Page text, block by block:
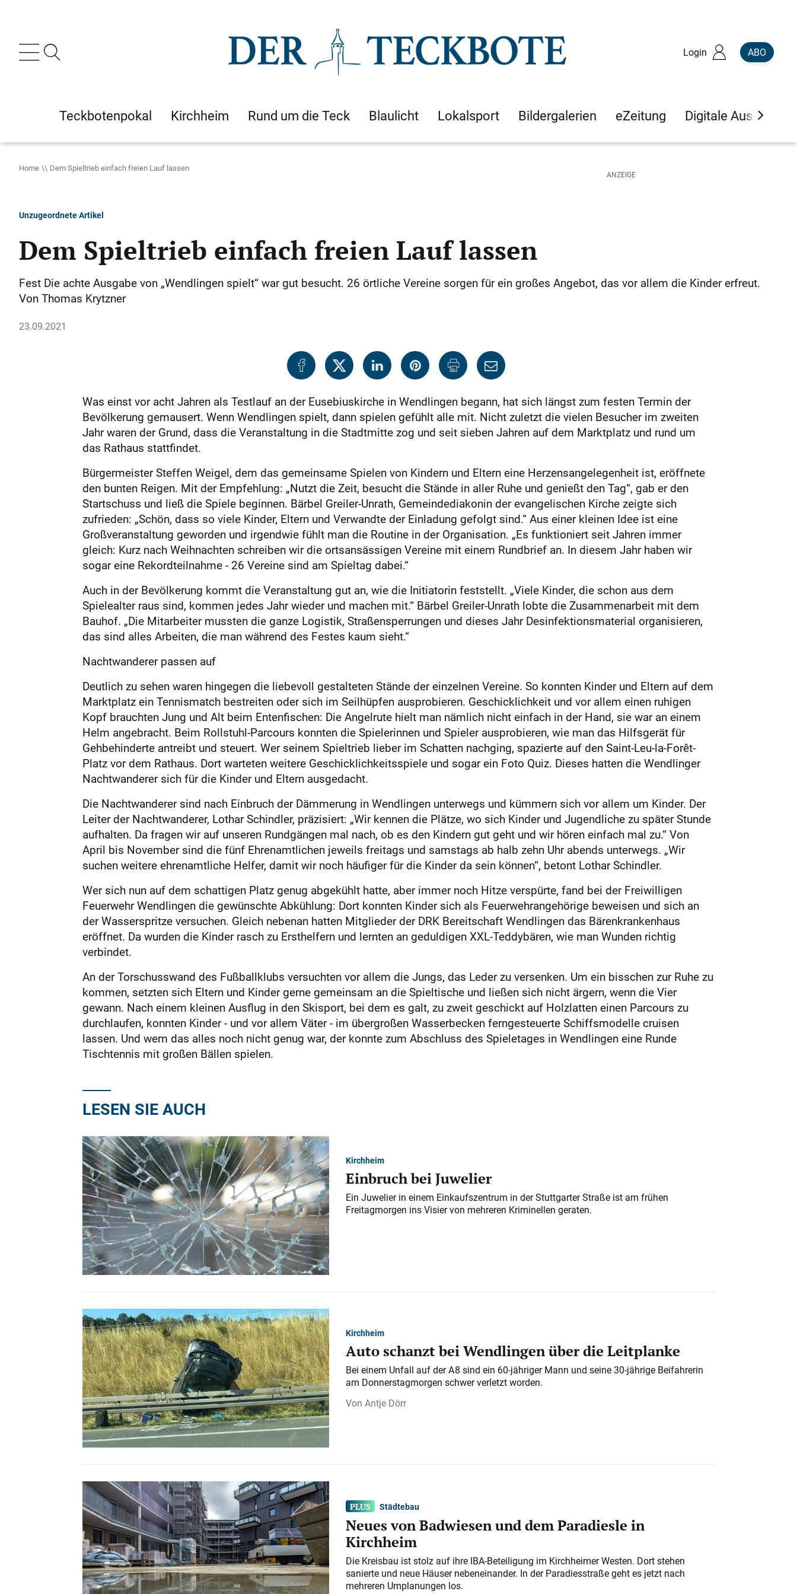
Login ABO
Teckbotenpokal Kirchheim Rund um die Teck Blaulicht Lokalsport Bildergalerien eZeitung Digitale Ausgaben
Home Dem Spieltrieb einfach freien Lauf lassen
Unzugeordnete Artikel
Dem Spieltrieb einfach freien Lauf lassen
Fest Die achte Ausgabe von „Wendlingen spielt“ war gut besucht. 26 örtliche Vereine sorgen für ein großes Angebot, das vor allem die Kinder erfreut.
Von Thomas Krytzner
23.09.2021
Was einst vor acht Jahren als Testlauf an der Eusebiuskirche in Wendlingen begann, hat sich längst zum festen Termin der
Bevölkerung gemausert. Wenn Wendlingen spielt, dann spielen gefühlt alle mit. Nicht zuletzt die vielen Besucher im zweiten
Jahr waren der Grund, dass die Veranstaltung in die Stadtmitte zog und seit sieben Jahren auf dem Marktplatz und rund um
das Rathaus stattfindet.
Bürgermeister Steffen Weigel, dem das gemeinsame Spielen von Kindern und Eltern eine Herzensangelegenheit ist, eröffnete
den bunten Reigen. Mit der Empfehlung: „Nutzt die Zeit, besucht die Stände in aller Ruhe und genießt den Tag“, gab er den
Startschuss und ließ die Spiele beginnen. Bärbel Greiler-Unrath, Gemeindediakonin der evangelischen Kirche zeigte sich
zufrieden: „Schön, dass so viele Kinder, Eltern und Verwandte der Einladung gefolgt sind.“ Aus einer kleinen Idee ist eine
Großveranstaltung geworden und irgendwie fühlt man die Routine in der Organisation. „Es funktioniert seit Jahren immer
gleich: Kurz nach Weihnachten schreiben wir die ortsansässigen Vereine mit einem Rundbrief an. In diesem Jahr haben wir
sogar eine Rekordteilnahme - 26 Vereine sind am Spieltag dabei.“
Auch in der Bevölkerung kommt die Veranstaltung gut an, wie die Initiatorin feststellt. „Viele Kinder, die schon aus dem
Spielealter raus sind, kommen jedes Jahr wieder und machen mit.“ Bärbel Greiler-Unrath lobte die Zusammenarbeit mit dem
Bauhof. „Die Mitarbeiter mussten die ganze Logistik, Straßensperrungen und dieses Jahr Desinfektionsmaterial organisieren,
das sind alles Arbeiten, die man während des Festes kaum sieht.“
Nachtwanderer passen auf
Deutlich zu sehen waren hingegen die liebevoll gestalteten Stände der einzelnen Vereine. So konnten Kinder und Eltern auf dem
Marktplatz ein Tennismatch bestreiten oder sich im Seilhüpfen ausprobieren. Geschicklichkeit und vor allem einen ruhigen
Kopf brauchten Jung und Alt beim Entenfischen: Die Angelrute hielt man nämlich nicht einfach in der Hand, sie war an einem
Helm angebracht. Beim Rollstuhl-Parcours konnten die Spielerinnen und Spieler ausprobieren, wie man das Hilfsgerät für
Gehbehinderte antreibt und steuert. Wer seinem Spieltrieb lieber im Schatten nachging, spazierte auf den Saint-Leu-la-Forêt-
Platz vor dem Rathaus. Dort warteten weitere Geschicklichkeitsspiele und sogar ein Foto Quiz. Dieses hatten die Wendlinger
Nachtwanderer sich für die Kinder und Eltern ausgedacht.
Die Nachtwanderer sind nach Einbruch der Dämmerung in Wendlingen unterwegs und kümmern sich vor allem um Kinder. Der
Leiter der Nachtwanderer, Lothar Schindler, präzisiert: „Wir kennen die Plätze, wo sich Kinder und Jugendliche zu später Stunde
aufhalten. Da fragen wir auf unseren Rundgängen mal nach, ob es den Kindern gut geht und wir hören einfach mal zu.“ Von
April bis November sind die fünf Ehrenamtlichen jeweils freitags und samstags ab halb zehn Uhr abends unterwegs. „Wir
suchen weitere ehrenamtliche Helfer, damit wir noch häufiger für die Kinder da sein können“, betont Lothar Schindler.
Wer sich nun auf dem schattigen Platz genug abgekühlt hatte, aber immer noch Hitze verspürte, fand bei der Freiwilligen
Feuerwehr Wendlingen die gewünschte Abkühlung: Dort konnten Kinder sich als Feuerwehrangehörige beweisen und sich an
der Wasserspritze versuchen. Gleich nebenan hatten Mitglieder der DRK Bereitschaft Wendlingen das Bärenkrankenhaus
eröffnet. Da wurden die Kinder rasch zu Ersthelfern und lernten an geduldigen XXL-Teddybären, wie man Wunden richtig
verbindet.
An der Torschusswand des Fußballklubs versuchten vor allem die Jungs, das Leder zu versenken. Um ein bisschen zur Ruhe zu
kommen, setzten sich Eltern und Kinder gerne gemeinsam an die Spieltische und ließen sich nicht ärgern, wenn die Vier
gewann. Nach einem kleinen Ausflug in den Skisport, bei dem es galt, zu zweit geschickt auf Holzlatten einen Parcours zu
durchlaufen, konnten Kinder - und vor allem Väter - im übergroßen Wasserbecken ferngesteuerte Schiffsmodelle cruisen
lassen. Und wem das alles noch nicht genug war, der konnte zum Abschluss des Spieletages in Wendlingen eine Runde
Tischtennis mit großen Bällen spielen.
LESEN SIE AUCH
Kirchheim
Einbruch bei Juwelier
Ein Juwelier in einem Einkaufszentrum in der Stuttgarter Straße ist am frühen
Freitagmorgen ins Visier von mehreren Kriminellen geraten.
Kirchheim
Auto schanzt bei Wendlingen über die Leitplanke
Bei einem Unfall auf der A 8 sind ein 60-jähriger Mann und seine 30-jährige Beifahrerin
am Donnerstagmorgen schwer verletzt worden.
Antje Dörr
Städtebau
Neues von Badwiesen und dem Paradiesle in
Kirchheim
Die Kreisbau ist stolz auf ihre IBA-Beteiligung im Kirchheimer Westen. Dort stehen
sanierte und neue Häuser nebeneinander. In der Paradiesstraße geht es jetzt nach
mehreren Umplanungen los.